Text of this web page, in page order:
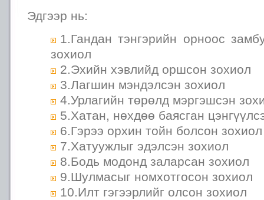
Эдгээр нь:
1.Гандан тэнгэрийн орноос
зохиол
2.Эхийн хэвлийд оршсон зохиол
3.Лагшин мэндэлсэн зохиол
4.Урлагийн төрөлд мэргэшсэн
5.Хатан, нөхдөө баясган
6.Гэрээ орхин тойн болсон зохиол
7.Хатуужлыг эдэлсэн зохиол
8.Бодь модонд заларсан зохиол
9.Шулмасыг номхотгосон зохиол
10.Илт гэгээрлийг олсон зохиол